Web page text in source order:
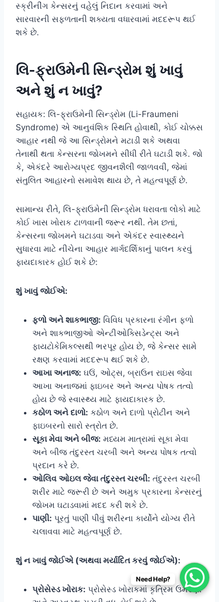
સ્ક્રીનીંગ કેન્સરનું વહેલું નિદાન કરવામાં અને
સારવારની સફળતાની શક્યતા વધારવામાં મદદરૂપ થઈ
શકે છે.
લિ-ફ્રાઉમેની સિન્ડ્રોમ શું ખાવું
અને શું ન ખાવું?
સહાયક: લિ-ફ્રાઉમેની સિન્ડ્રોમ (Li-Fraumeni
Syndrome) એ આનુવંશિક સ્થિતિ હોવાથી, કોઈ ચોક્કસ
આહાર નથી જે આ સિન્ડ્રોમને મટાડી શકે અથવા
તેનાથી થતા કેન્સરના જોખમને સીધી રીતે ઘટાડી શકે. જો
કે, એકંદરે આરોગ્યપ્રદ જીવનશૈલી જાળવવી, જેમાં
સંતુલિત આહારનો સમાવેશ થાય છે, તે મહત્વપૂર્ણ છે.
સામાન્ય રીતે, લિ-ફ્રાઉમેની સિન્ડ્રોમ ધરાવતા લોકો માટે
કોઈ ખાસ ખોરાક ટાળવાની જરૂર નથી. તેમ છતાં,
કેન્સરના જોખમને ઘટાડવા અને એકંદર સ્વાસ્થ્યને
સુધારવા માટે નીચેના આહાર માર્ગદર્શિકાનું પાલન કરવું
ફાયદાકારક હોઈ શકે છે:
શું ખાવું જોઈએ:
ફળો અને શાકભાજી: વિવિધ પ્રકારના રંગીન ફળો
અને શાકભાજીઓ એન્ટીઓક્સિડેન્ટ્સ અને
ફાયટોકેમિકલ્સથી ભરપૂર હોય છે, જે કેન્સર સામે
રક્ષણ કરવામાં મદદરૂપ થઈ શકે છે.
આખા અનાજ: ઘઉં, ઓટ્સ, બ્રાઉન રાઇસ જેવા
આખા અનાજમાં ફાઇબર અને અન્ય પોષક તત્વો
હોય છે જે સ્વાસ્થ્ય માટે ફાયદાકારક છે.
કઠોળ અને દાળો: કઠોળ અને દાળો પ્રોટીન અને
ફાઇબરનો સારો સ્ત્રોત છે.
સૂકા મેવા અને બીજ: મધ્યમ માત્રામાં સૂકા મેવા
અને બીજ તંદુરસ્ત ચરબી અને અન્ય પોષક તત્વો
પ્રદાન કરે છે.
ઓલિવ ઓઇલ જેવા તંદુરસ્ત ચરબી: તંદુરસ્ત ચરબી
શરીર માટે જરૂરી છે અને અમુક પ્રકારના કેન્સરનું
જોખમ ઘટાડવામાં મદદ કરી શકે છે.
પાણી: પૂરતું પાણી પીવું શરીરના કાર્યોને યોગ્ય રીતે
ચલાવવા માટે મહત્વપૂર્ણ છે.
શું ન ખાવું જોઈએ (અથવા મર્યાદિત કરવું જોઈએ):
પ્રોસેસ્ડ ખોરાક: પ્રોસેસ્ડ ખોરાકમાં કૃત્રિમ ઉમેરણો
Need Help?